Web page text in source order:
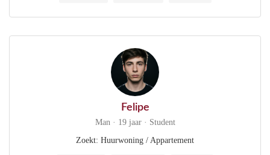
Felipe
Man · 19 jaar · Student
Zoekt: Huurwoning / Appartement